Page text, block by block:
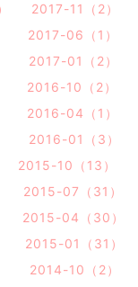
2017-11（2）
2017-06（1）
2017-01（2）
2016-10（2）
2016-04（1）
2016-01（3）
2015-10（13）
2015-07（31）
2015-04（30）
2015-01（31）
2014-10（2）